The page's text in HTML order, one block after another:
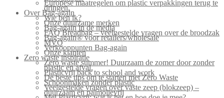
Europese maatregelen om plastic verpakkingen terug te
dringen.
Over Bag-again
Wie ben ik?
Onze duurzame merken
Bag-again in de media
FAQ Breadbag – veelgestelde vragen over de broodzak
Bag-again® voor retailers/wholesale
MVO
Verkooppunten Bag-again
Onze klanten
Zero waste inspiratie
Zero waste summer! Duurzaam de zomer door zonder
plastic en afval.
Plasticvrij back to school and work
De beste tips om te starten met Zero Waste
Schoonmaken zonder plastic
Veelgestelde vragen over vaste zeep (blokzeep) –
duurzaam en palmolievrij